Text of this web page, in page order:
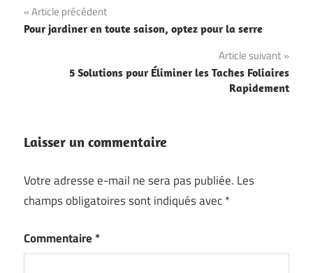
Navigation
de
l’article
Article précédent
Pour jardiner en toute saison, optez pour la serre
Article suivant
5 Solutions pour Éliminer les Taches Foliaires
Rapidement
Laisser un commentaire
Votre adresse e-mail ne sera pas publiée. Les
champs obligatoires sont indiqués avec*
Commentaire *